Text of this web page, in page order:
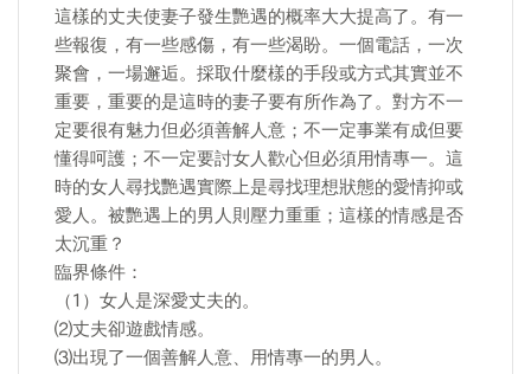
這樣的丈夫使妻子發生艷遇的概率大大提高了。有一
些報復，有一些感傷，有一些渴盼。一個電話，一次
聚會，一場邂逅。採取什麼樣的手段或方式其實並不
重要，重要的是這時的妻子要有所作為了。對方不一
定要很有魅力但必須善解人意；不一定事業有成但要
懂得呵護；不一定要討女人歡心但必須用情專一。這
時的女人尋找艷遇實際上是尋找理想狀態的愛情抑或
愛人。被艷遇上的男人則壓力重重；這樣的情感是否
太沉重？
臨界條件：
（1）女人是深愛丈夫的。
⑵丈夫卻遊戲情感。
⑶出現了一個善解人意、用情專一的男人。